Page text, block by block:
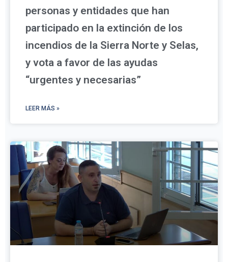
personas y entidades que han
participado en la extinción de los
incendios de la Sierra Norte y Selas,
y vota a favor de las ayudas
“urgentes y necesarias”
LEER MÁS »